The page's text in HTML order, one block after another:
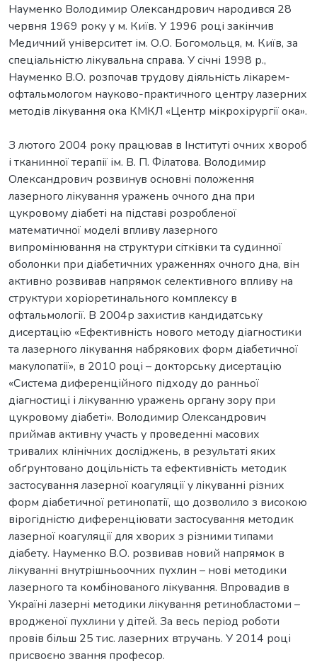
Науменко Володимир Олександрович народився 28
червня 1969 року у м. Київ. У 1996 році закінчив
Медичний університет ім. О.О. Богомольця, м. Київ, за
спеціальністю лікувальна справа. У січні 1998 р.,
Науменко В.О. розпочав трудову діяльність лікарем-
офтальмологом науково-практичного центру лазерних
методів лікування ока КМКЛ «Центр мікрохірургії ока».
З лютого 2004 року працював в Інституті очних хвороб
і тканинної терапії ім. В. П. Філатова. Володимир
Олександрович розвинув основні положення
лазерного лікування уражень очного дна при
цукровому діабеті на підставі розробленої
математичної моделі впливу лазерного
випромінювання на структури сітківки та судинної
оболонки при діабетичних ураженнях очного дна, він
активно розвивав напрямок селективного впливу на
структури хоріоретинального комплексу в
офтальмології. В 2004р захистив кандидатську
дисертацію «Ефективність нового методу діагностики
та лазерного лікування набрякових форм діабетичної
макулопатії», в 2010 році – докторську дисертацію
«Система диференційного підходу до ранньої
діагностиці і лікуванню уражень органу зору при
цукровому діабеті». Володимир Олександрович
приймав активну участь у проведенні масових
тривалих клінічних досліджень, в результаті яких
обґрунтовано доцільність та ефективність методик
застосування лазерної коагуляції у лікуванні різних
форм діабетичної ретинопатії, що дозволило з високою
вірогідністю диференціювати застосування методик
лазерної коагуляції для хворих з різними типами
діабету. Науменко В.О. розвивав новий напрямок в
лікуванні внутрішньоочних пухлин – нові методики
лазерного та комбінованого лікування. Впровадив в
Україні лазерні методики лікування ретинобластоми –
вродженої пухлини у дітей. За весь період роботи
провів більш 25 тис. лазерних втручань. У 2014 році
присвоєно звання професор.